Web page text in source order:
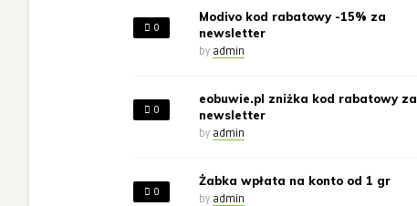
0
Modivo kod rabatowy -15% za
newsletter
by admin
0
eobuwie.pl zniżka kod rabatowy za
newsletter
by admin
0
Żabka wpłata na konto od 1 gr
by admin